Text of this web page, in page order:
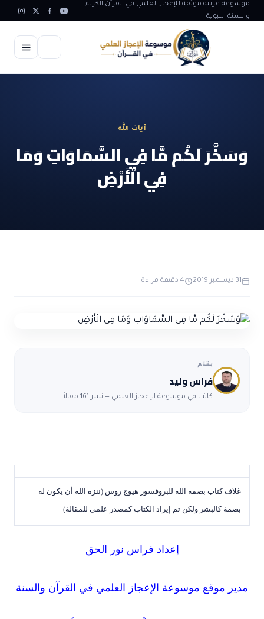
موسوعة عربية موثقة للإعجاز العلمي في القرآن الكريم
والسنة النبوية
الاعجاز الغيبي في القرآن
الاعجاز في علوم الفلك والفضاء
الاعجاز البياني و اللغوي في القرآن
الاعجاز التشريعي في القرآن
آيات الله
آيات الله في جسم الانسان
آيات الله في خلق الحيوان
مسلمين جدد
حول القراّن
تواصل معنا
آيات الله
وَسَخَّرَ لَكُم مَّا فِي السَّمَاوَاتِ وَمَا
فِي الْأَرْضِ
31 ديسمبر 2019 4 دقيقة قراءة
بقلم
فراس وليد
كاتب في موسوعة الإعجاز العلمي — نشر 161 مقالاً.
غلاف كتاب بصمة الله للبروفسور هيوج روس (ننزه الله أن يكون له
بصمة كالبشر ولكن تم إيراد الكتاب كمصدر علمي للمقالة)
إعداد فراس نور الحق
مدير موقع موسوعة الإعجاز العلمي في القرآن والسنة